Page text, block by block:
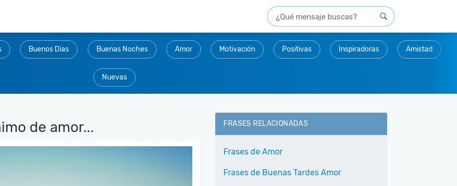
Buenos Dias Buenas Noches Amor Motivación Positivas Inspiradoras Amistad
Nuevas
de amor... FRASES RELACIONADAS
Frases de Amor
Frases de Buenas Tardes Amor